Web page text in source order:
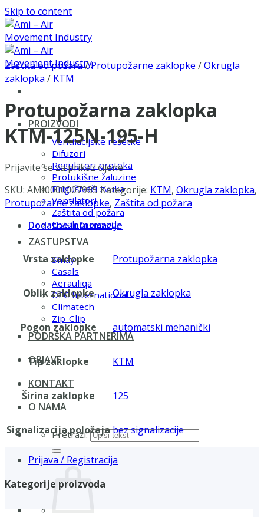
Skip to content
PROIZVODI
Ventilacijske rešetke
Difuzori
Regulatori protoka
Protukišne žaluzine
Prigušivači zvuka
Ventilatori
Zaštita od požara
Ostali proizvodi
ZASTUPSTVA
Smay
Casals
Aerauliqa
DEC International
Climatech
Zip-Clip
PODRŠKA PARTNERIMA
OBJAVE
KONTAKT
O NAMA
Pretraži:
Prijava / Registracija
Zaštita od požara/Protupožarne zaklopke /Okrugla
zaklopka / KTM
Protupožarna zaklopka
KTM-125N-195-H
Prijavite se za prikaz cijene
SKU: AMI0000007985Kategorije: KTM, Okrugla zaklopka,
Protupožarne zaklopke, Zaštita od požara
Dodatne informacije
Vrsta zaklopke Protupožarna zaklopka
Oblik zaklopke Okrugla zaklopka
Pogon zaklopke automatski mehanički
Tip zaklopke KTM
Širina zaklopke 125
Signalizacija položajabez signalizacije
Kategorije proizvoda